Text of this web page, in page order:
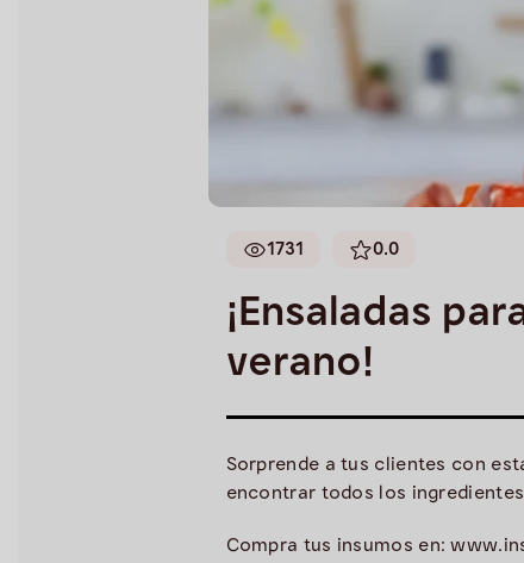
1731 0.0
¡Ensaladas
verano!
Sorprende a tus clientes con
encontrar todos los
Compra tus insumos en: